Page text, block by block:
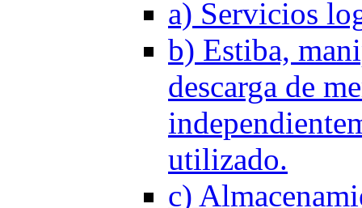
a) Servicios
b) Estiba,
descarga de
utilizado.
c)